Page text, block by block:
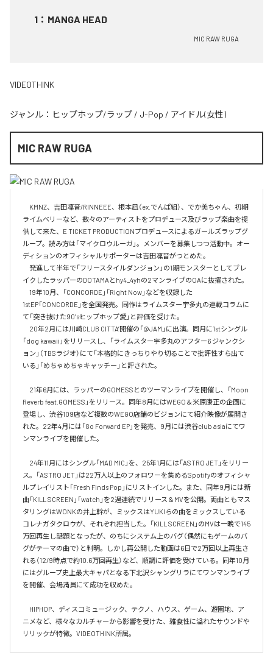
1 ： MANGA HEAD
MIC RAW RUGA
VIDEOTHINK
ジャンル： ヒップホップ/ラップ / J-Pop / アイドル(女性)
MIC RAW RUGA
KMNZ、吉田凜音/RINNEEE、根本凪（ex.でんぱ組）、でか美ちゃん、初期
ライムベリーなど、数々のアーティストをプロデュース及びラップ楽曲を提
供して来た、E TICKET PRODUCTIONプロデュースによるガールズラップグ
ループ。読み方は「マイクロウルーガ」。メンバーを募集しつつ活動中。オー
ディションのオフィシャルサポーターは吉田凜音がつとめた。
発進して半年で「フリースタイルダンジョン」の1期モンスターとしてブレ
イクしたラッパーのDOTAMAとhy4_4yhの2マンライブのOAに抜擢された。
19年10月、「CONCORDE」「Right Now」などを収録した
1stEP「CONCORDE」を全国発売。同作はライムスター宇多丸の連載コラムに
て「突き抜けた90’sヒップホップ愛」と評価を受けた。
20年2月には川崎CLUB CITTA’開催の「@JAM」に出演。同月に1stシングル
「dog kawaii」をリリースし、「ライムスター宇多丸のアフター6 ジャンクシ
ョン」（TBSラジオ）にて「本格的にきっちりやり切ることで批評性すら出て
いる」「めちゃめちゃキャッチー」と評された。
21年6月には、ラッパーのGOMESSとのツーマンライブを開催し、「Moon
Reverb feat.GOMESS」をリリース。同年8月にはWEGO＆米原康正の企画に
登場し、渋谷109店など複数のWEGO店舗のビジョンにて紹介映像が展開さ
れた。22年4月には「Go Forward EP」を発売、9月には渋谷club asiaにてワ
ンマンライブを開催した。
24年11月にはシングル「MAD MIC」を、25年1月には「ASTRO JET」をリリー
ス。「ASTRO JET」は22万人以上のフォロワーを集めるSpotifyのオフィシャ
ルプレイリスト「Fresh Finds Pop」にリストインした。また、同年9月には新
曲「KILL SCREEN」「watch」を2週連続でリリース＆MVを公開。両曲ともマス
タリングはWONKの井上幹が、ミックスはYUKIらの曲をミックスしている
コレナガタクロウが、それぞれ担当した。「KILL SCREEN」のMVは一晩で145
万回再生し話題となったが、のちにシステム上のバグ（偶然にもゲームのバ
グがテーマの曲で）と判明。しかし再公開した動画は6日で2万回以上再生さ
れる（12/9時点で約10.6万回再生）など、順調に評価を受けている。同年10月
にはグループ史上最大キャパとなる下北沢シャングリラにてワンマンライブ
を開催、会場満員にて成功を収めた。
HIPHOP、ディスコミュージック、テクノ、ハウス、ゲーム、遊園地、ア
ニメなど、様々なカルチャーから影響を受けた、雑食性に溢れたサウンドや
リリックが特徴。VIDEOTHINK所属。